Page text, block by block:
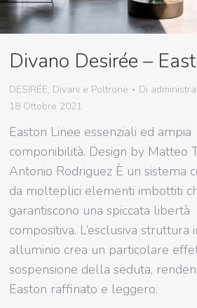
Divano Desirée –
DESIRÉE, Divani e Poltrone Di administra
18 Ottobre 2021
Easton Linee essenziali ed ampia
componibilità. Design by Matteo
Antonio Rodriguez È un sistema
da molteplici elementi imbottiti
garantiscono una spiccata libertà
compositiva. L’esclusiva struttura
alluminio crea un particolare
sospensione della seduta,
Easton raffinato e leggero.